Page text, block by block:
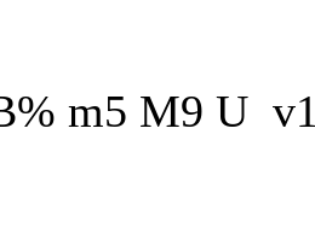
m5 M9 U